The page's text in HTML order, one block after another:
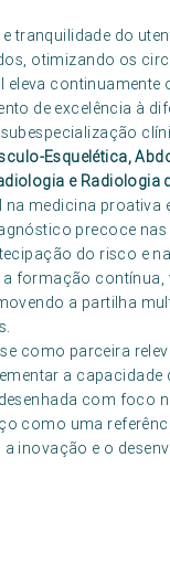
do
otimizando os
continuamente
de excelência à
Esquelética,
e Radiologia
medicina proativa
precoce
do risco e
formação
a partilha
como parceira
a capacidade
com foco
como uma
inovação e o